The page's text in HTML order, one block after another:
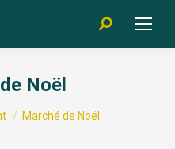
Recherche
:
Noël
Marché de Noël